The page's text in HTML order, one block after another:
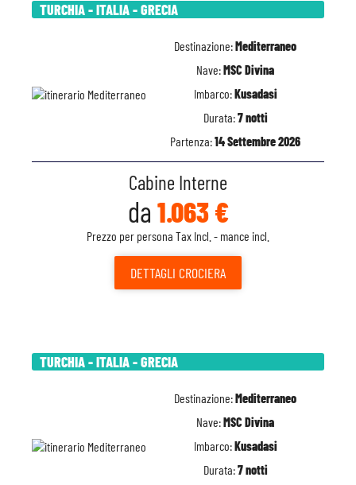
TURCHIA - ITALIA - GRECIA
Destinazione:Mediterraneo
Nave:MSC Divina
Imbarco:Kusadasi
Durata:7 notti
Partenza:14 Settembre 2026
Cabine Interne
da 1.063 €
Prezzo per persona Tax Incl. - mance incl.
DETTAGLI CROCIERA
TURCHIA - ITALIA - GRECIA
Destinazione:Mediterraneo
Nave:MSC Divina
Imbarco:Kusadasi
Durata:7 notti